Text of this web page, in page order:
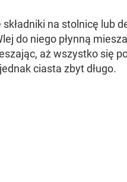
na stolnicę lub
do niego płynną
aż wszystko się
ciasta zbyt długo.